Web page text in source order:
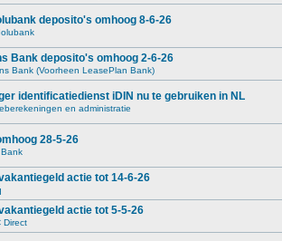
deposito's omhoog 8-6-26
Bank deposito's omhoog 2-6-26
Bank (Voorheen LeasePlan Bank)
identificatiedienst iDIN nu te gebruiken in NL
en administratie
28-5-26
actie tot 14-6-26
actie tot 5-5-26
Direct